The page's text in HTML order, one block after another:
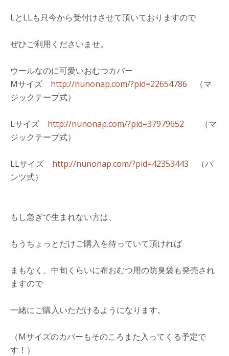
LとLLも只今から受付けさせて頂いておりますので
ぜひご利用くださいませ。
ウールなのに可愛いおむつカバー
Mサイズ http://nunonap.com/?pid=22654786 （マ
ジックテープ式）
Lサイズ http://nunonap.com/?pid=37979652 （マ
ジックテープ式）
LLサイズ http://nunonap.com/?pid=42353443 （パ
ンツ式）
もし急ぎで生まれない方は、
もうちょっとだけご購入を待っていて頂ければ
まもなく、中旬くらいに布おむつ用の防臭袋も発売され
ますので
一緒にご購入いただけるようになります。
（Mサイズのカバーもそのころまた入ってくる予定で
す！）